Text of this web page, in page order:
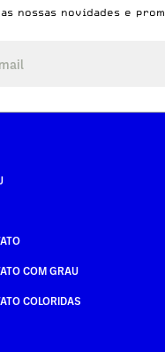
nossas novidades e
COM GRAU
COLORIDAS